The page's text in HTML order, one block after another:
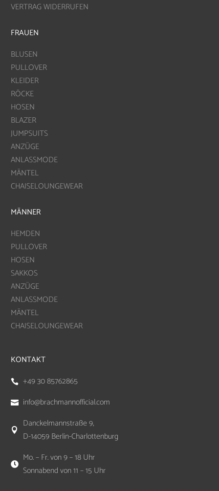
VERTRAG WIDERRUFEN
FRAUEN
BLUSEN
PULLOVER
KLEIDER
RÖCKE
HOSEN
BLAZER
JUMPSUITS
ANZÜGE
ANLASSMODE
MÄNTEL
CHAISELOUNGEWEAR
MÄNNER
HEMDEN
PULLOVER
HOSEN
SAKKOS
ANZÜGE
ANLASSMODE
MÄNTEL
CHAISELOUNGEWEAR
KONTAKT
 +49 30 85762865
 info@brachmannofficial.com

Danckelmannstraße 9,
D-14059 Berlin-Charlottenburg

Mo. – Fr. von 9 – 18 Uhr
Sonnabend von 11 – 15 Uhr